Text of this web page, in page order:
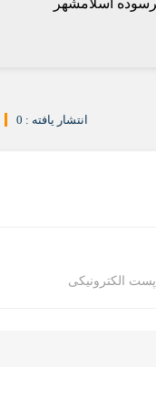
انتشار یافته : 0
پست الکترونیکی